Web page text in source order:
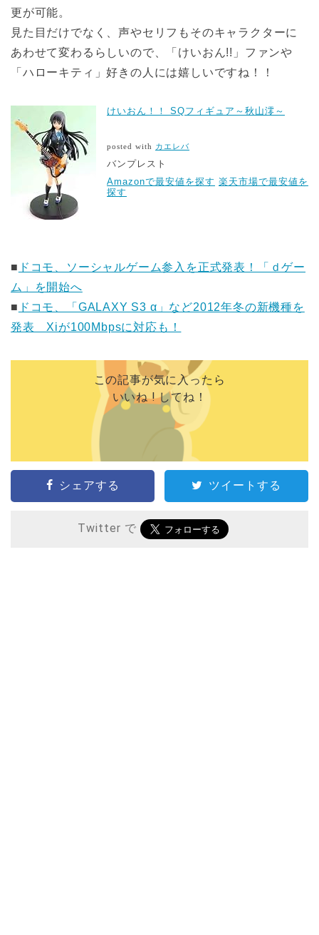
更が可能。
見た目だけでなく、声やセリフもそのキャラクターに
あわせて変わるらしいので、「けいおん!!」ファンや
「ハローキティ」好きの人には嬉しいですね！！
けいおん！！ SQフィギュア～秋山澪～
posted with カエレバ
バンプレスト
Amazonで最安値を探す 楽天市場で最安値を
探す
■ ドコモ、ソーシャルゲーム参入を正式発表！「ｄゲー
ム」を開始へ
■ ドコモ、「GALAXY S3 α」など2012年冬の新機種を
発表 Xiが100Mbpsに対応も！
この記事が気に入ったら
いいね ! してね！
シェアする ツイートする
Twitter で